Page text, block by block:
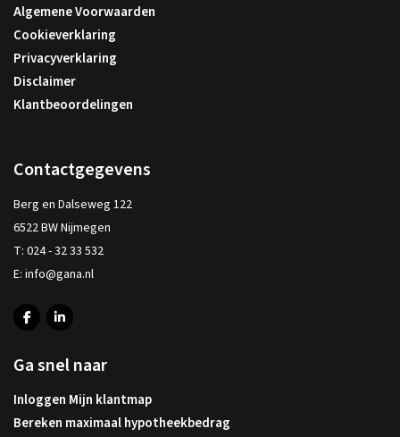
Algemene Voorwaarden
Cookieverklaring
Privacyverklaring
Disclaimer
Klantbeoordelingen
Contactgegevens
Berg en Dalseweg 122
6522 BW Nijmegen
T: 024 - 32 33 532
E: info@gana.nl
Ga snel naar
Inloggen Mijn klantmap
Bereken maximaal hypotheekbedrag